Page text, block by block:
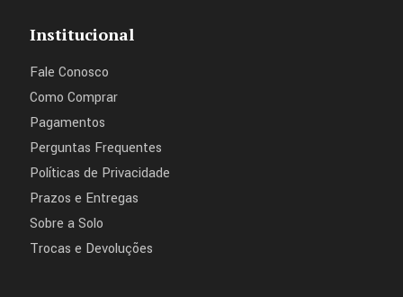
Institucional
Fale Conosco
Como Comprar
Pagamentos
Perguntas Frequentes
Políticas de Privacidade
Prazos e Entregas
Sobre a Solo
Trocas e Devoluções